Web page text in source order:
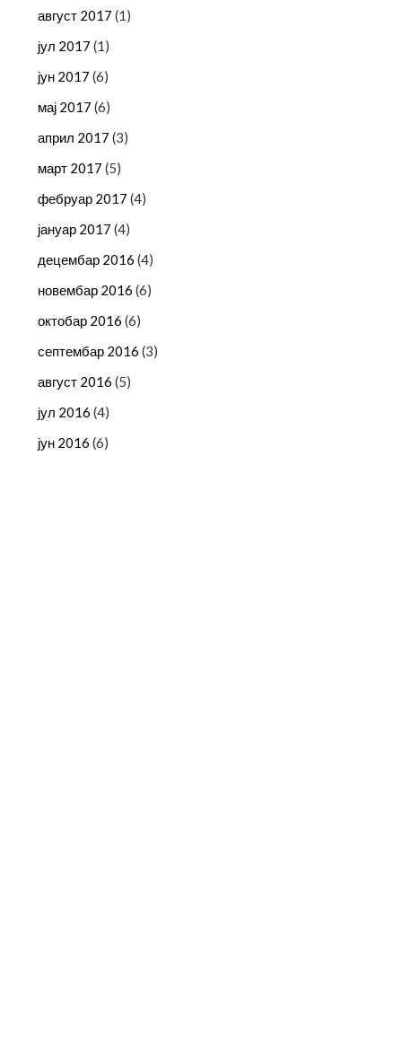
август 2017 (1)
јул 2017 (1)
јун 2017 (6)
мај 2017 (6)
април 2017 (3)
март 2017 (5)
фебруар 2017 (4)
јануар 2017 (4)
децембар 2016 (4)
новембар 2016 (6)
октобар 2016 (6)
септембар 2016 (3)
август 2016 (5)
јул 2016 (4)
јун 2016 (6)